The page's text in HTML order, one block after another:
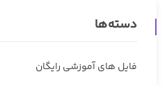
دسته‌ها
فایل های آموزشی رایگان